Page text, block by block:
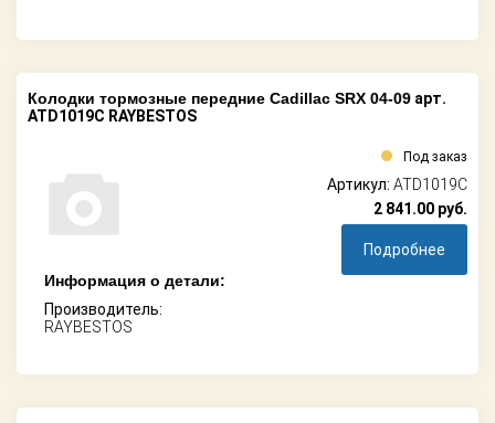
Колодки тормозные передние Cadillac SRX 04-09 арт.
ATD1019C RAYBESTOS
Информация о детали:
Производитель:
RAYBESTOS
Под заказ
Артикул: ATD1019C
2 841.00 руб.
Подробнее